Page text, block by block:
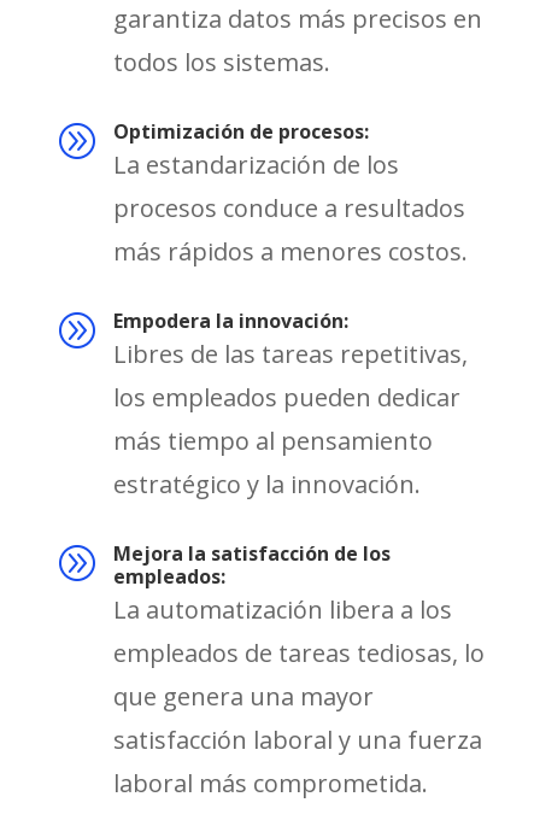
garantiza datos más precisos en
todos los sistemas.
A Optimización de procesos:
La estandarización de los
procesos conduce a resultados
más rápidos a menores costos.
A Empodera la innovación:
Libres de las tareas repetitivas,
los empleados pueden dedicar
más tiempo al pensamiento
estratégico y la innovación.
A
Mejora la satisfacción de los
empleados:
La automatización libera a los
empleados de tareas tediosas, lo
que genera una mayor
satisfacción laboral y una fuerza
laboral más comprometida.